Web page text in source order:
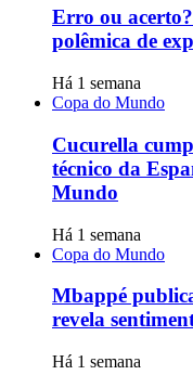
Erro ou
polêmica de
Há 1 semana
Copa do Mundo
Cucurella
técnico da
Mundo
Há 1 semana
Copa do Mundo
Mbappé
revela
Há 1 semana